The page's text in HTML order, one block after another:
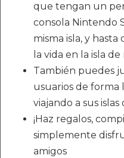
que tengan un
consola Nintendo
misma isla, y
la vida en la isla
También puedes
usuarios de forma
viajando a sus
¡Haz regalos,
simplemente
amigos